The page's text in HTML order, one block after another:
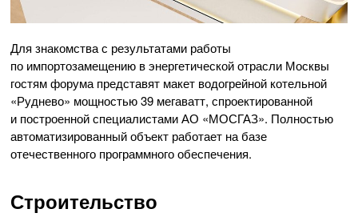
Для знакомства с результатами работы
по импортозамещению в энергетической отрасли Москвы
гостям форума представят макет водогрейной котельной
«Руднево» мощностью 39 мегаватт, спроектированной
и построенной специалистами АО «МОСГАЗ». Полностью
автоматизированный объект работает на базе
отечественного программного обеспечения.
Строительство